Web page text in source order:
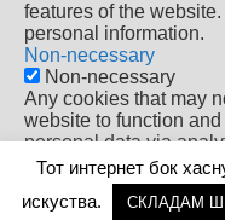
Тот интернет бок
искуства.
СКЛАДАМ
features of the
personal information.
Non-necessary
Non-necessary
Any cookies that may
website to function
personal data via
contents are termed
mandatory to procure
cookies on your